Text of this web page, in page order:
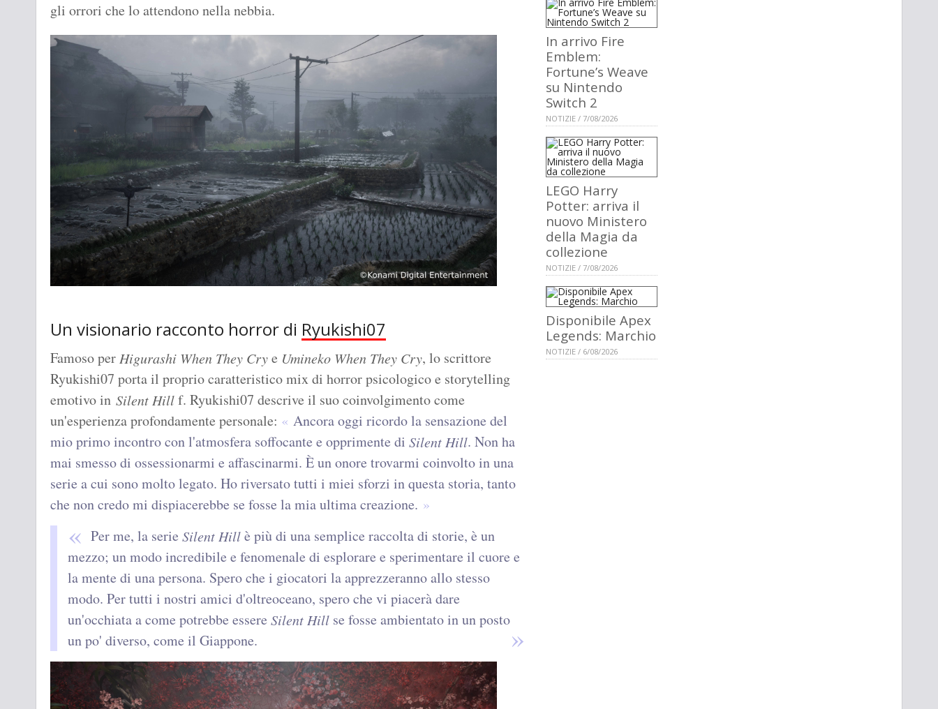
gli orrori che lo attendono nella nebbia.
Un visionario racconto horror di Ryukishi07
Famoso perHigurashi When They Crye Umineko When They Cry, lo scrittore
Ryukishi07 porta il proprio caratteristico mix di horror psicologico e storytelling
emotivo in Silent Hillf. Ryukishi07 descrive il suo coinvolgimento come
un'esperienza profondamente personale:
Ancora oggi ricordo la sensazione del
mio primo incontro con l'atmosfera soffocante e opprimente di Silent Hill. Non ha
mai smesso di ossessionarmi e affascinarmi. È un onore trovarmi coinvolto in una
serie a cui sono molto legato. Ho riversato tutti i miei sforzi in questa storia, tanto
che non credo mi dispiacerebbe se fosse la mia ultima creazione.
Per me, la serie Silent Hillè più di una semplice raccolta di storie, è un
mezzo; un modo incredibile e fenomenale di esplorare e sperimentare il cuore e
la mente di una persona. Spero che i giocatori la apprezzeranno allo stesso
modo. Per tutti i nostri amici d'oltreoceano, spero che vi piacerà dare
un'occhiata a come potrebbe essere Silent Hill se fosse ambientato in un posto
un po' diverso, come il Giappone.
In arrivo Fire
Emblem:
Fortune’s Weave
su Nintendo
Switch 2
NOTIZIE / 7/08/2026
LEGO Harry
Potter: arriva il
nuovo Ministero
della Magia da
collezione
NOTIZIE / 7/08/2026
Disponibile Apex
Legends: Marchio
NOTIZIE / 6/08/2026